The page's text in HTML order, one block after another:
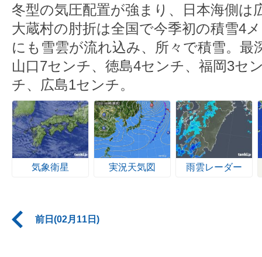
冬型の気圧配置が強まり、日本海側は
大蔵村の肘折は全国で今季初の積雪4
にも雪雲が流れ込み、所々で積雪。最
山口7センチ、徳島4センチ、福岡3セ
チ、広島1センチ。
気象衛星 実況天気図 雨雲レーダー
前日(02月11日)